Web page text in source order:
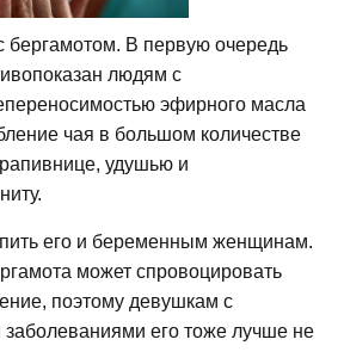
бергамотом. В первую очередь
людям с
эфирного масла
чая в большом количестве
удушью и
его и беременным женщинам.
может спровоцировать
поэтому девушкам с
заболеваниями его тоже лучше не